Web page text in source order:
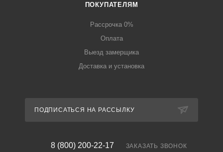
ПОКУПАТЕЛЯМ
Рассрочка 0%
Оплата
Выезд замерщика
Доставка и установка
ПОДПИСАТЬСЯ НА РАССЫЛКУ
8 (800) 200-22-17 ЗАКАЗАТЬ ЗВОНОК